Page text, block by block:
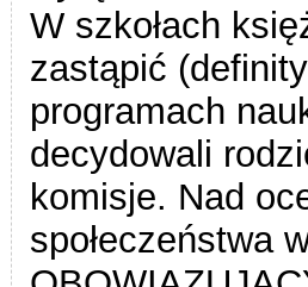
W szkołach
zastąpić
programach
decydowali
komisje. Nad
społeczeństwa